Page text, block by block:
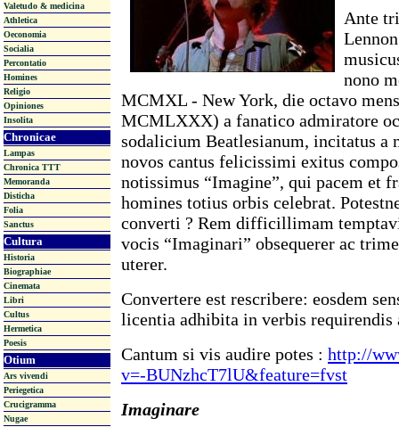
Valetudo & medicina
Athletica
Oeconomia
Socialia
Percontatio
Homines
Religio
Opiniones
Insolita
Chronicae
Lampas
Chronica TTT
Memoranda
Disticha
Folia
Sanctus
Cultura
Historia
Biographiae
Cinemata
Libri
Cultus
Hermetica
Poesis
Otium
Ars vivendi
Periegetica
Crucigramma
Nugae
Ante
nono
MCMXL - New York, die octavo
MCMLXXX) a fanatico admiratore
sodalicium Beatlesianum, incitatus a
novos cantus felicissimi exitus
notissimus “Imagine”, qui pacem et
homines totius orbis celebrat.
converti ? Rem difficillimam
vocis “Imaginari” obsequerer ac
uterer.
Convertere est rescribere: eosdem
licentia adhibita in verbis requirendis
Cantum si vis audire potes : http://
v=-BUNzhcT7lU&feature=fvst
Imaginare